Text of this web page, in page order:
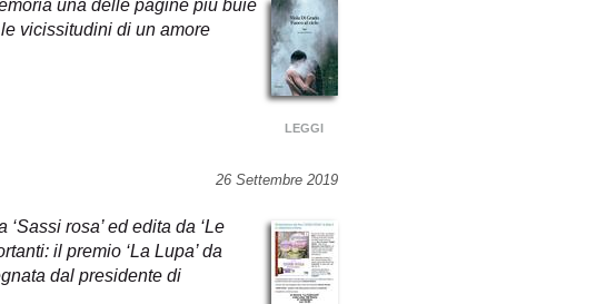
una delle pagine più buie
vicissitudini di un amore
LEGGI
26 Settembre 2019
rosa’ ed edita da ‘Le
il premio ‘La Lupa’ da
dal presidente di